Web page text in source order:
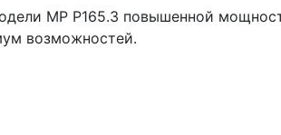
MP P165.3 повышенной
возможностей.